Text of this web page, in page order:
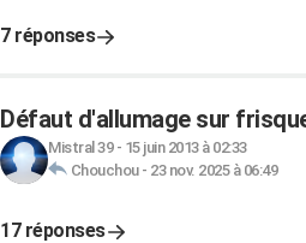
7 réponses
Défaut d'allumage sur
Mistral 39- 15 juin 2013 à 02:33
Chouchou- 23 nov. 2025 à 06:49
17 réponses